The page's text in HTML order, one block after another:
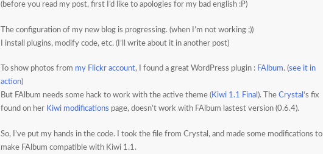
(before you read my post, first I’d like to apologies for my bad english :P)
The configuration of my new blog is progressing. (when I’m not working ;))
I install plugins, modify code, etc. (I’ll write about it in another post)
To show photos from my Flickr account, I found a great WordPress plugin : FAlbum. (see it in
action)
But FAlbum needs some hack to work with the active theme (Kiwi 1.1 Final ). The Crystal ‘s fix
found on her Kiwi modifications page, doesn’t work with FAlbum lastest version (0.6.4).
So, I’ve put my hands in the code. I took the file from Crystal, and made some modifications to
make FAlbum compatible with Kiwi 1.1.